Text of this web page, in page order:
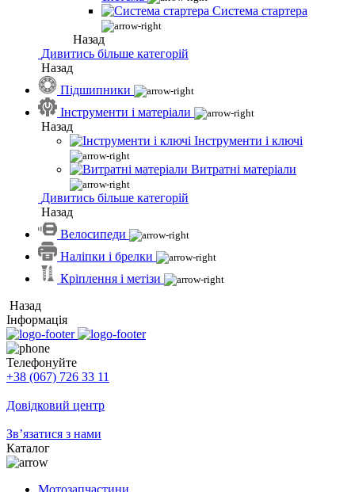
Система стартера
Назад
Дивитись більше категорій
Назад
Підшипники
Інструменти і матеріали
Назад
Інструменти і ключі
Витратні матеріали
Дивитись більше категорій
Назад
Велосипеди
Наліпки і брелки
Кріплення і метізи
Назад
Інформація
Телефонуйте
+38 (067) 726 33 11
Довідковий центр
Зв’язатися з нами
Каталог
Мотозапчастини